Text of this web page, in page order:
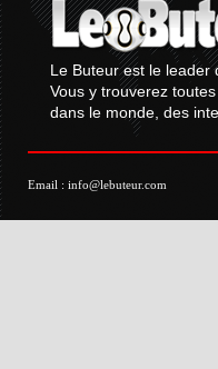
Le Buteur est le leader
Vous y trouverez
dans le monde, des
Email : info@lebuteur.com